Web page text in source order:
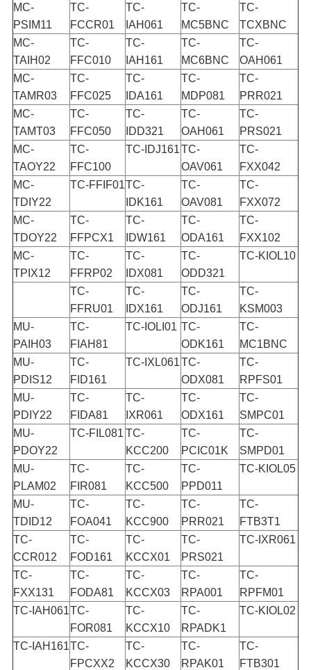
인
정
보
정
책
MC-
PSIM11
TC-
FCCR01
TC-
IAH061
TC-
MC5BNC
TC-
TCXBNC
MC-
TAIH02
TC-
FFC010
TC-
IAH161
TC-
MC6BNC
TC-
OAH061
MC-
TAMR03
TC-
FFC025
TC-
IDA161
TC-
MDP081
TC-
PRR021
MC-
TAMT03
TC-
FFC050
TC-
IDD321
TC-
OAH061
TC-
PRS021
MC-
TAOY22
TC-
FFC100
TC-IDJ161TC-
OAV061
TC-
FXX042
MC-
TDIY22
TC-FFIF01TC-
IDK161
TC-
OAV081
TC-
FXX072
MC-
TDOY22
TC-
FFPCX1
TC-
IDW161
TC-
ODA161
TC-
FXX102
MC-
TPIX12
TC-
FFRP02
TC-
IDX081
TC-
ODD321
TC-KIOL10
TC-
FFRU01
TC-
IDX161
TC-
ODJ161
TC-
KSM003
MU-
PAIH03
TC-
FIAH81
TC-IOLI01 TC-
ODK161
TC-
MC1BNC
MU-
PDIS12
TC-
FID161
TC-IXL061TC-
ODX081
TC-
RPFS01
MU-
PDIY22
TC-
FIDA81
TC-
IXR061
TC-
ODX161
TC-
SMPC01
MU-
PDOY22
TC-FIL081 TC-
KCC200
TC-
PCIC01K
TC-
SMPD01
MU-
PLAM02
TC-
FIR081
TC-
KCC500
TC-
PPD011
TC-KIOL05
MU-
TDID12
TC-
FOA041
TC-
KCC900
TC-
PRR021
TC-
FTB3T1
TC-
CCR012
TC-
FOD161
TC-
KCCX01
TC-
PRS021
TC-IXR061
TC-
FXX131
TC-
FODA81
TC-
KCCX03
TC-
RPA001
TC-
RPFM01
TC-IAH061TC-
FOR081
TC-
KCCX10
TC-
RPADK1
TC-KIOL02
TC-IAH161TC-
FPCXX2
TC-
KCCX30
TC-
RPAK01
TC-
FTB301